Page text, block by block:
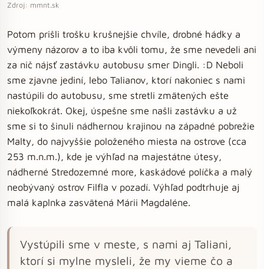
Zdroj: mmnt.sk
Potom prišli trošku krušnejšie chvíle, drobné hádky a
výmeny názorov a to iba kvôli tomu, že sme nevedeli ani
za nič nájsť zastávku autobusu smer Dingli. :D Neboli
sme zjavne jediní, lebo Talianov, ktorí nakoniec s nami
nastúpili do autobusu, sme stretli zmätených ešte
niekoľkokrát. Okej, úspešne sme našli zastávku a už
sme si to šinuli nádhernou krajinou na západné pobrežie
Malty, do najvyššie položeného miesta na ostrove (cca
253 m.n.m.), kde je výhľad na majestátne útesy,
nádherné Stredozemné more, kaskádové políčka a malý
neobývaný ostrov Filfla v pozadí. Výhľad podtrhuje aj
malá kaplnka zasvätená Márii Magdaléne.
Vystúpili sme v meste, s nami aj Taliani,
ktorí si mylne mysleli, že my vieme čo a